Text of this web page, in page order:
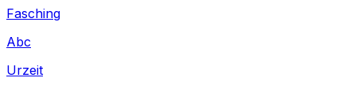
Fasching
Abc
Urzeit